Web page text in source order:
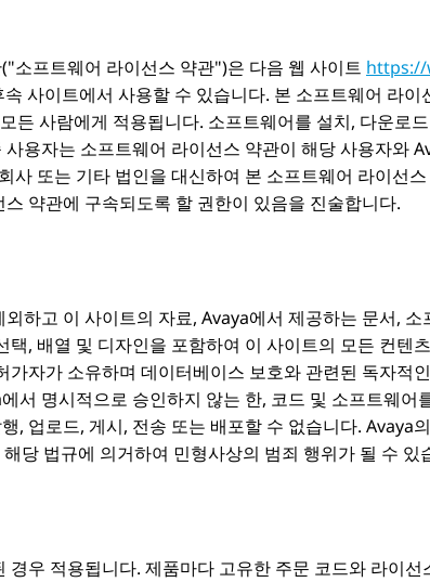
소프트웨어 라이선스 약관")은 다음 웹 사이트 https://
사이트에서 사용할 수 있습니다. 본 소프트웨어 라
든 사람에게 적용됩니다. 소프트웨어를 설치, 다운로
용자는 소프트웨어 라이선스 약관이 해당 사용자와
사 또는 기타 법인을 대신하여 본 소프트웨어 라이선
약관에 구속되도록 할 권한이 있음을 진술합니다.
하고 이 사이트의 자료, Avaya에서 제공하는 문서,
택, 배열 및 디자인을 포함하여 이 사이트의 모든 컨텐
가자가 소유하며 데이터베이스 보호와 관련된 독자적
에서 명시적으로 승인하지 않는 한, 코드 및 소프트웨어
, 업로드, 게시, 전송 또는 배포할 수 없습니다. Avaya
당 법규에 의거하여 민형사상의 범죄 행위가 될 수 있
경우 적용됩니다. 제품마다 고유한 주문 코드와 라이